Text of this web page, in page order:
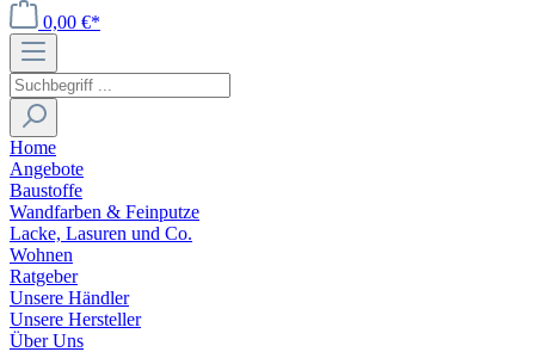
0,00 €*
Home
Angebote
Baustoffe
Wandfarben & Feinputze
Lacke, Lasuren und Co.
Wohnen
Ratgeber
Unsere Händler
Unsere Hersteller
Über Uns